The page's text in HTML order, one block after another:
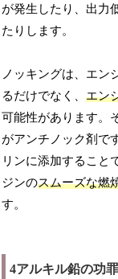
が発生したり、出力
たりします。
ノッキングは、エン
るだけでなく、エン
可能性があります。
がアンチノック剤で
リンに添加すること
ジンのスムーズな燃
す。
4アルキル鉛の功罪